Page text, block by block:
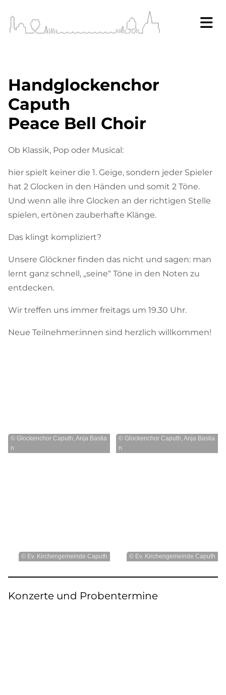
Handglockenchor
Caputh
Peace Bell Choir
Ob Klassik, Pop oder Musical:
hier spielt keiner die 1. Geige, sondern jeder Spieler
hat 2 Glocken in den Händen und somit 2 Töne.
Und wenn alle ihre Glocken an der richtigen Stelle
spielen, ertönen zauberhafte Klänge.
Das klingt kompliziert?
Unsere Glöckner finden das nicht und sagen: man
lernt ganz schnell, „seine“ Töne in den Noten zu
entdecken.
Wir treffen uns immer freitags um 19.30 Uhr.
Neue Teilnehmer:innen sind herzlich willkommen!
© Glockenchor Caputh, Anja Bastia
n
© Glockenchor Caputh, Anja Bastia
n
© Ev. Kirchengemeinde Caputh © Ev. Kirchengemeinde Caputh
Konzerte und Probentermine